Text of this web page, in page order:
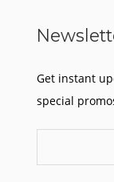
Get instant
special